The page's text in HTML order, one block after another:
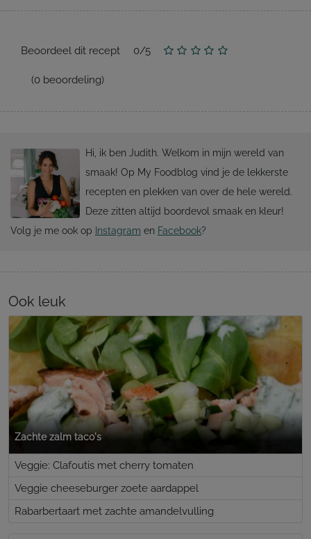
Beoordeel dit recept 0/5
(0 beoordeling)
Hi, ik ben Judith. Welkom in mijn wereld van
smaak! Op My Foodblog vind je de lekkerste
recepten en plekken van over de hele wereld.
Deze zitten altijd boordevol smaak en kleur!
Volg je me ook op Instagram en Facebook?
Ook leuk
Zachte zalm taco's
Veggie: Clafoutis met cherry tomaten
Veggie cheeseburger zoete aardappel
Rabarbertaart met zachte amandelvulling